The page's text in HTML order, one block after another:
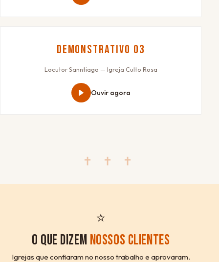
Demonstrativo 03
Locutor Sanntiago — Igreja Culto Rosa
Ouvir agora
✝ ✝ ✝
⭐
O QUE DIZEM NOSSOS CLIENTES
Igrejas que confiaram no nosso trabalho e aprovaram.